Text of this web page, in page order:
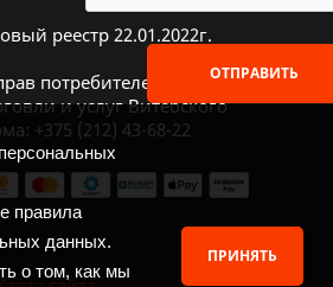
реестр 22.01.2022г.
потребителей:
и услуг Витебского
+375 (212) 43-68-22
ОТПРАВИТЬ
правила
данных.
о том, как мы
ПРИНЯТЬ